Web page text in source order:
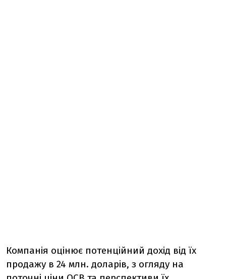
Компанія оцінює потенційний дохід від їх
продажу в 24 млн. доларів, з огляду на